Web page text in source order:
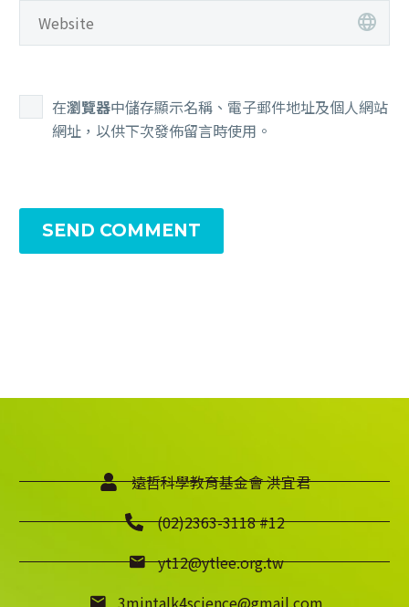
在瀏覽器中儲存顯示名稱、電子郵件地址及個人網站
網址，以供下次發佈留言時使用。
SEND COMMENT
遠哲科學教育基金會 洪宜君
(02)2363-3118 #12
yt12@ytlee.org.tw
3mintalk4science@gmail.com